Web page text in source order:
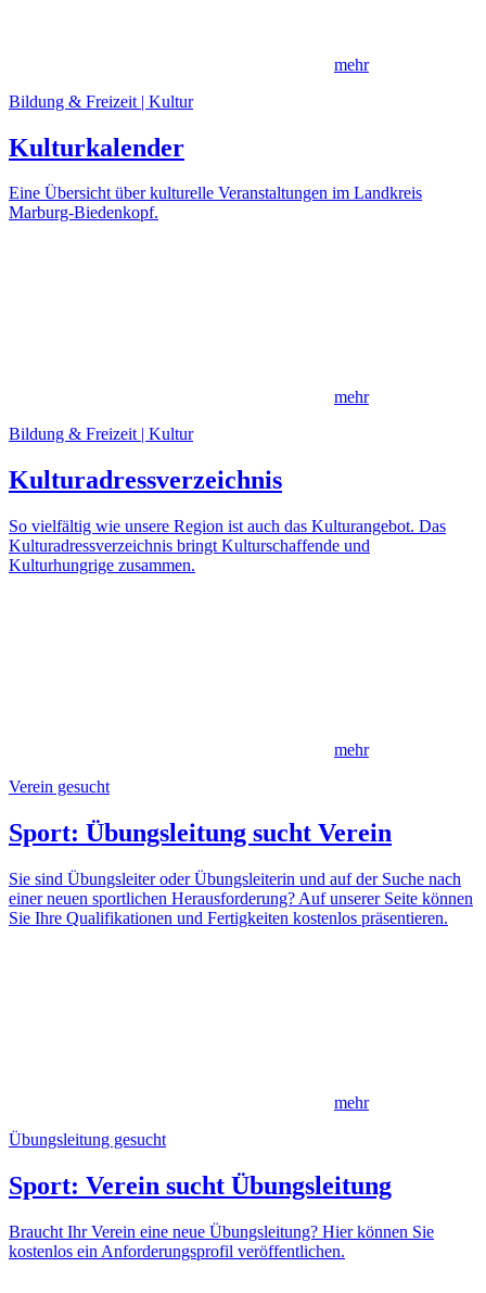
mehr
Bildung & Freizeit | Kultur
Kulturkalender
Eine Übersicht über kulturelle Veranstaltungen im Landkreis
Marburg-Biedenkopf.
mehr
Bildung & Freizeit | Kultur
Kulturadressverzeichnis
So vielfältig wie unsere Region ist auch das Kulturangebot. Das
Kulturadressverzeichnis bringt Kulturschaffende und
Kulturhungrige zusammen.
mehr
Verein gesucht
Sport: Übungsleitung sucht Verein
Sie sind Übungsleiter oder Übungsleiterin und auf der Suche nach
einer neuen sportlichen Herausforderung? Auf unserer Seite können
Sie Ihre Qualifikationen und Fertigkeiten kostenlos präsentieren.
mehr
Übungsleitung gesucht
Sport: Verein sucht Übungsleitung
Braucht Ihr Verein eine neue Übungsleitung? Hier können Sie
kostenlos ein Anforderungsprofil veröffentlichen.